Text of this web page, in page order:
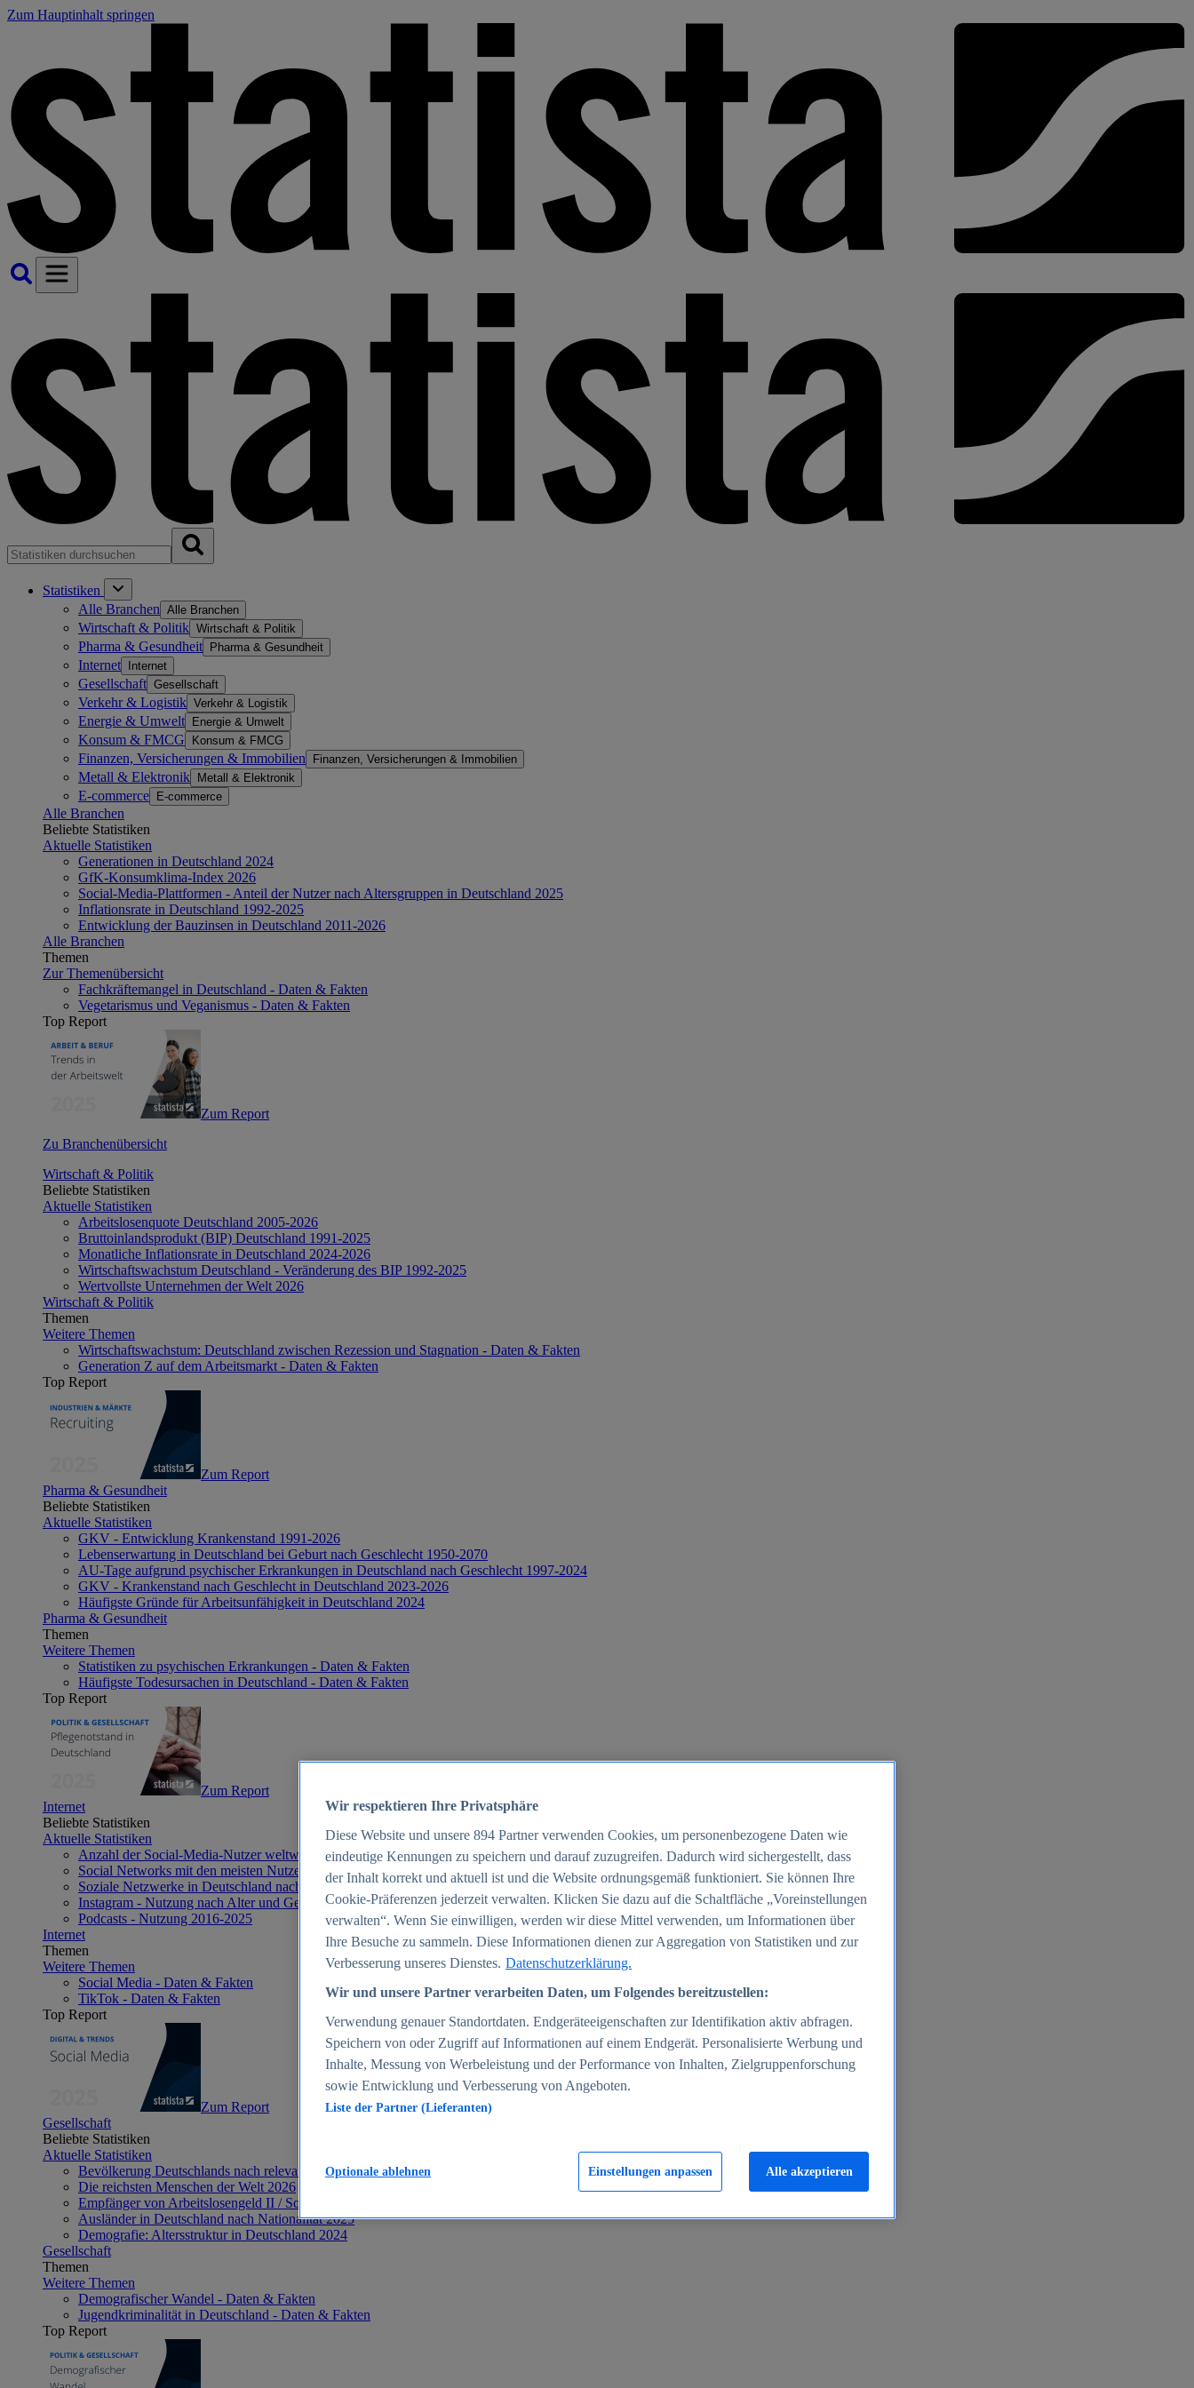
Zum Hauptinhalt springen
Statistiken
Alle Branchen Alle Branchen
Wirtschaft & Politik Wirtschaft & Politik
Pharma & Gesundheit Pharma & Gesundheit
Internet Internet
Gesellschaft Gesellschaft
Verkehr & Logistik Verkehr & Logistik
Energie & Umwelt Energie & Umwelt
Konsum & FMCG Konsum & FMCG
Finanzen, Versicherungen & Immobilien Finanzen, Versicherungen & Immobilien
Metall & Elektronik Metall & Elektronik
E-commerce E-commerce
Alle Branchen
Beliebte Statistiken
Aktuelle Statistiken
Generationen in Deutschland 2024
GfK-Konsumklima-Index 2026
Social-Media-Plattformen - Anteil der Nutzer nach Altersgruppen in Deutschland 2025
Inflationsrate in Deutschland 1992-2025
Entwicklung der Bauzinsen in Deutschland 2011-2026
Alle Branchen
Themen
Zur Themenübersicht
Fachkräftemangel in Deutschland - Daten & Fakten
Vegetarismus und Veganismus - Daten & Fakten
Top Report
Zum Report
Zu Branchenübersicht
Wirtschaft & Politik
Beliebte Statistiken
Aktuelle Statistiken
Arbeitslosenquote Deutschland 2005-2026
Bruttoinlandsprodukt (BIP) Deutschland 1991-2025
Monatliche Inflationsrate in Deutschland 2024-2026
Wirtschaftswachstum Deutschland - Veränderung des BIP 1992-2025
Wertvollste Unternehmen der Welt 2026
Wirtschaft & Politik
Themen
Weitere Themen
Wirtschaftswachstum: Deutschland zwischen Rezession und Stagnation - Daten & Fakten
Generation Z auf dem Arbeitsmarkt - Daten & Fakten
Top Report
Zum Report
Pharma & Gesundheit
Beliebte Statistiken
Aktuelle Statistiken
GKV - Entwicklung Krankenstand 1991-2026
Lebenserwartung in Deutschland bei Geburt nach Geschlecht 1950-2070
AU-Tage aufgrund psychischer Erkrankungen in Deutschland nach Geschlecht 1997-2024
GKV - Krankenstand nach Geschlecht in Deutschland 2023-2026
Häufigste Gründe für Arbeitsunfähigkeit in Deutschland 2024
Pharma & Gesundheit
Themen
Weitere Themen
Statistiken zu psychischen Erkrankungen - Daten & Fakten
Häufigste Todesursachen in Deutschland - Daten & Fakten
Top Report
Zum Report
Internet
Beliebte Statistiken
Aktuelle Statistiken
Anzahl der Social-Media-Nutzer weltweit 2012-2025
Social Networks mit den meisten Nutzern weltweit 2025
Soziale Netzwerke in Deutschland nach Generationen 2025
Instagram - Nutzung nach Alter und Geschlecht in Deutschland 2025
Podcasts - Nutzung 2016-2025
Internet
Themen
Weitere Themen
Social Media - Daten & Fakten
TikTok - Daten & Fakten
Top Report
Zum Report
Gesellschaft
Beliebte Statistiken
Aktuelle Statistiken
Bevölkerung Deutschlands nach relevanten Altersgruppen 2024
Die reichsten Menschen der Welt 2026
Empfänger von Arbeitslosengeld II / Sozialgeld / Bürgergeld in Deutschland 2005-2025
Ausländer in Deutschland nach Nationalität 2025
Demografie: Altersstruktur in Deutschland 2024
Gesellschaft
Themen
Weitere Themen
Demografischer Wandel - Daten & Fakten
Jugendkriminalität in Deutschland - Daten & Fakten
Top Report
Wir respektieren Ihre Privatsphäre
Diese Website und unsere 894 Partner verwenden Cookies, um personenbezogene Daten wie
eindeutige Kennungen zu speichern und darauf zuzugreifen. Dadurch wird sichergestellt, dass
der Inhalt korrekt und aktuell ist und die Website ordnungsgemäß funktioniert. Sie können Ihre
Cookie-Präferenzen jederzeit verwalten. Klicken Sie dazu auf die Schaltfläche „Voreinstellungen
verwalten“. Wenn Sie einwilligen, werden wir diese Mittel verwenden, um Informationen über
Ihre Besuche zu sammeln. Diese Informationen dienen zur Aggregation von Statistiken und zur
Verbesserung unseres Dienstes. Datenschutzerklärung.
Wir und unsere Partner verarbeiten Daten, um Folgendes bereitzustellen:
Verwendung genauer Standortdaten. Endgeräteeigenschaften zur Identifikation aktiv abfragen.
Speichern von oder Zugriff auf Informationen auf einem Endgerät. Personalisierte Werbung und
Inhalte, Messung von Werbeleistung und der Performance von Inhalten, Zielgruppenforschung
sowie Entwicklung und Verbesserung von Angeboten.
Liste der Partner (Lieferanten)
Einstellungen anpassen
Optionale ablehnen Alle akzeptieren